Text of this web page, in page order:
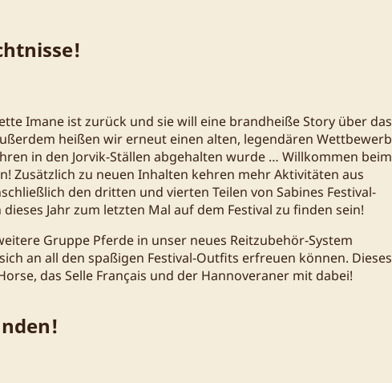
Imane ist zurück und sie will eine brandheiße Story über das
heißen wir erneut einen alten, legendären Wettbewerb
in den Jorvik-Ställen abgehalten wurde … Willkommen beim
Zusätzlich zu neuen Inhalten kehren mehr Aktivitäten aus
den dritten und vierten Teilen von Sabines Festival-
Jahr zum letzten Mal auf dem Festival zu finden sein!
Gruppe Pferde in unser neues Reitzubehör-System
an all den spaßigen Festival-Outfits erfreuen können. Dieses
das Selle Français und der Hannoveraner mit dabei!